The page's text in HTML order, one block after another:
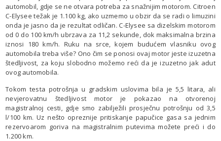
automobil, gdje se ne otvara potreba za snažnijim motorom. Citroen
C-Elysee težak je 1.100 kg, ako uzmemo u obzir da se radi o limuzini
onda je jasno da je rezultat odličan. C-Elysee sa dizelskim motorom
od 0 do 100 km/h ubrzava za 11,2 sekunde, dok maksimalna brzina
iznosi 180 km/h. Ruku na srce, kojem budućem vlasniku ovog
automobila treba više? Ono čim se ponosi ovaj motor jeste izuzetna
štedljivost, za koju slobodno možemo reći da je izuzetno jak adut
ovog automobila.
Tokom testa potrošnja u gradskim uslovima bila je 5,5 litara, ali
nevjerovatnu štedljivost motor je pokazao na otvorenoj
magistralnoj cesti, gdje smo zabilježili prosječnu potrošnju od 3,5
l/100 km. Uz nešto opreznije pritiskanje papučice gasa sa jednim
rezervoarom goriva na magistralnim putevima možete preći i do
1.200 km.